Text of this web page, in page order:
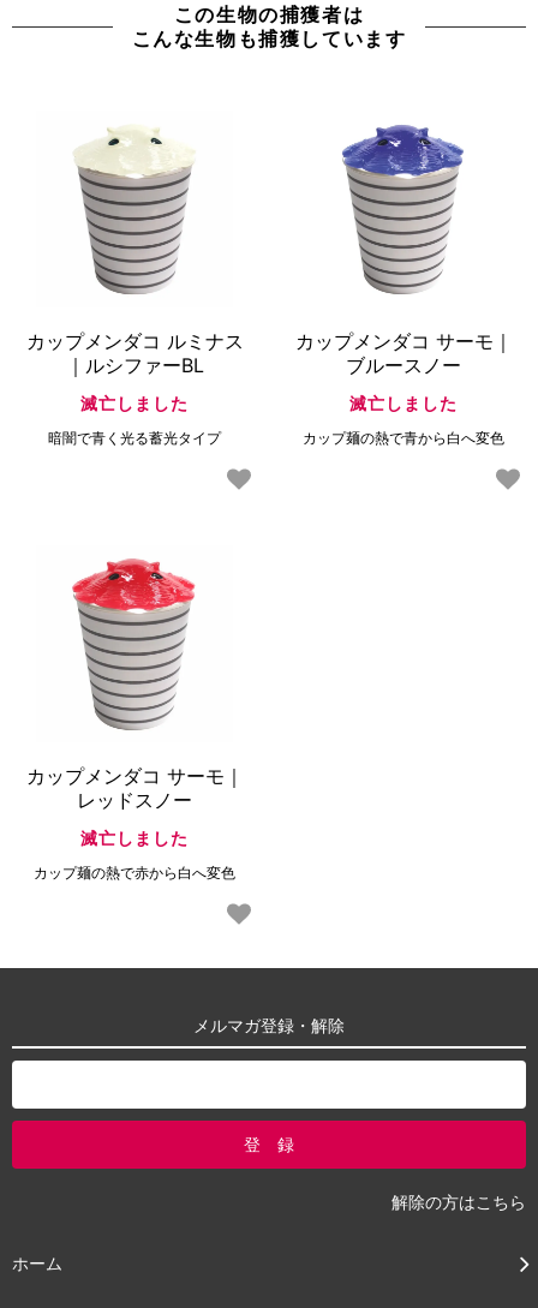
この生物の捕獲者は
こんな生物も捕獲しています
カップメンダコ ルミナス
｜ルシファーBL
滅亡しました
暗闇で青く光る蓄光タイプ
カップメンダコ サーモ｜
ブルースノー
滅亡しました
カップ麺の熱で青から白へ変色
カップメンダコ サーモ｜
レッドスノー
滅亡しました
カップ麺の熱で赤から白へ変色
メルマガ登録・解除
解除の方はこちら
ホーム